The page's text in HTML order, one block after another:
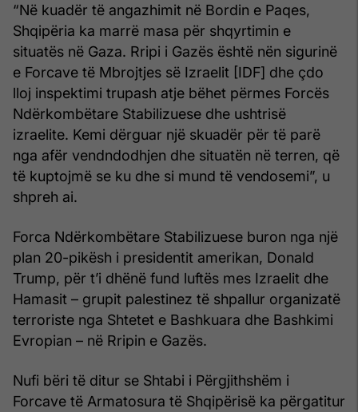
“Në kuadër të angazhimit në Bordin e Paqes,
Shqipëria ka marrë masa për shqyrtimin e
situatës në Gaza. Rripi i Gazës është nën sigurinë
e Forcave të Mbrojtjes së Izraelit [IDF] dhe çdo
lloj inspektimi trupash atje bëhet përmes Forcës
Ndërkombëtare Stabilizuese dhe ushtrisë
izraelite. Kemi dërguar një skuadër për të parë
nga afër vendndodhjen dhe situatën në terren, që
të kuptojmë se ku dhe si mund të vendosemi”, u
shpreh ai.
Forca Ndërkombëtare Stabilizuese buron nga një
plan 20-pikësh i presidentit amerikan, Donald
Trump, për t’i dhënë fund luftës mes Izraelit dhe
Hamasit – grupit palestinez të shpallur organizatë
terroriste nga Shtetet e Bashkuara dhe Bashkimi
Evropian – në Rripin e Gazës.
Nufi bëri të ditur se Shtabi i Përgjithshëm i
Forcave të Armatosura të Shqipërisë ka përgatitur